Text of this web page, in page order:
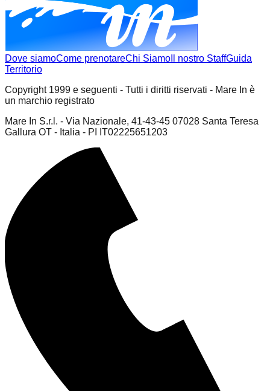
Dove siamoCome prenotareChi Siamo Il nostro StaffGuida
Territorio
Copyright 1999 e seguenti - Tutti i diritti riservati - Mare In è
un marchio registrato
Mare In S.r.l. - Via Nazionale, 41-43-45 07028 Santa Teresa
Gallura OT - Italia - PI IT02225651203